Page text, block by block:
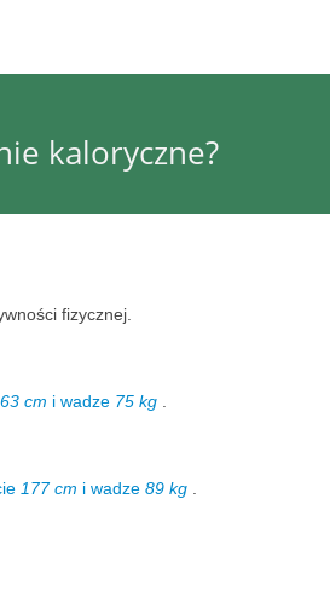
kaloryczne?
fizycznej.
cm i wadze 75 kg
177 cm i wadze 89 kg